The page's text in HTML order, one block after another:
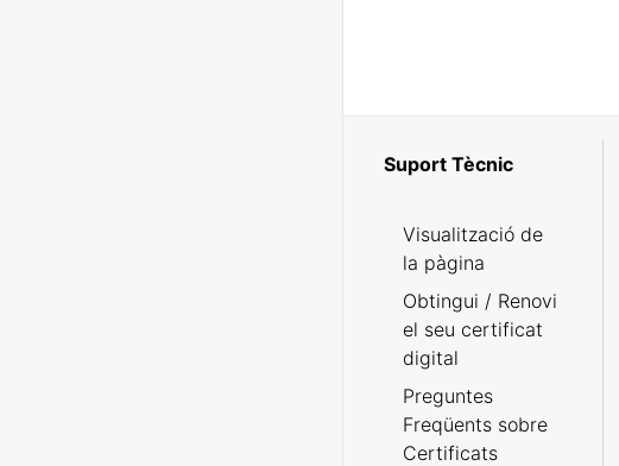
Suport Tècnic
Visualització de
la pàgina
Obtingui / Renovi
el seu certificat
digital
Preguntes
Freqüents sobre
Certificats